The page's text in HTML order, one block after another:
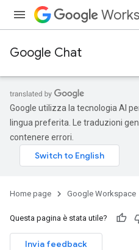
Google Chat
Google utilizza la tecnologia AI
lingua preferita. Le traduzioni
contenere errori.
Home page Google Workspace
Questa pagina è stata utile?
Invia feedback